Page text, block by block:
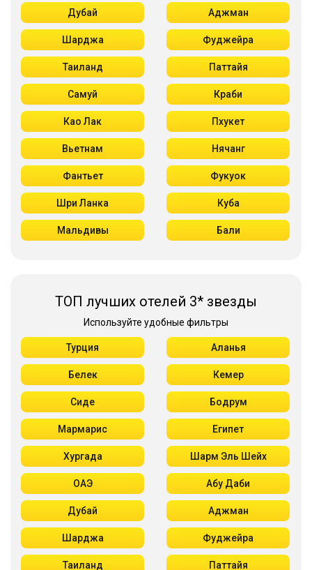
Дубай Аджман
Шарджа Фуджейра
Таиланд Паттайя
Самуй Краби
Као Лак Пхукет
Вьетнам Нячанг
Фантьет Фукуок
Шри Ланка Куба
Мальдивы Бали
ТОП лучших отелей 3* звезды
Используйте удобные фильтры
Турция Аланья
Белек Кемер
Сиде Бодрум
Мармарис Египет
Хургада Шарм Эль Шейх
ОАЭ Абу Даби
Дубай Аджман
Шарджа Фуджейра
Таиланд Паттайя